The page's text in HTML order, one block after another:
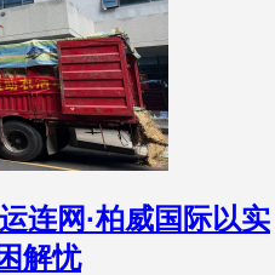
连网·柏威国际以实
解忧